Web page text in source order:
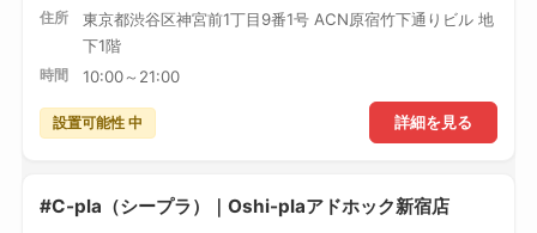
住所
東京都渋谷区神宮前1丁目9番1号 ACN原宿竹下通りビル 地
下1階
時間 10:00～21:00
詳細を見る
設置可能性 中
#C-pla（シープラ）｜Oshi-plaアドホック新宿店